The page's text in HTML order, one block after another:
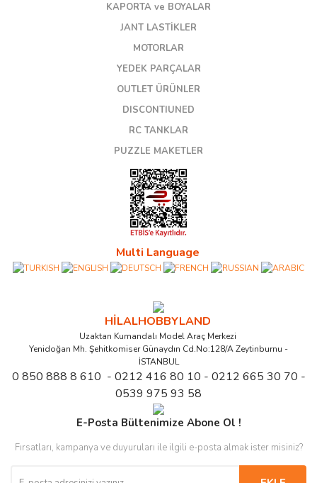
KAPORTA ve BOYALAR
JANT LASTİKLER
MOTORLAR
YEDEK PARÇALAR
OUTLET ÜRÜNLER
DISCONTIUNED
RC TANKLAR
PUZZLE MAKETLER
Multi Language
HİLALHOBBYLAND
Uzaktan Kumandalı Model Araç Merkezi
Yenidoğan Mh. Şehitkomiser Günaydın Cd.No:128/A Zeytinburnu -
İSTANBUL
0 850 888 8 610 - 0212 416 80 10 - 0212 665 30 70 -
0539 975 93 58
E-Posta Bültenimize Abone Ol !
Fırsatları, kampanya ve duyuruları ile ilgili e-posta almak ister misiniz?